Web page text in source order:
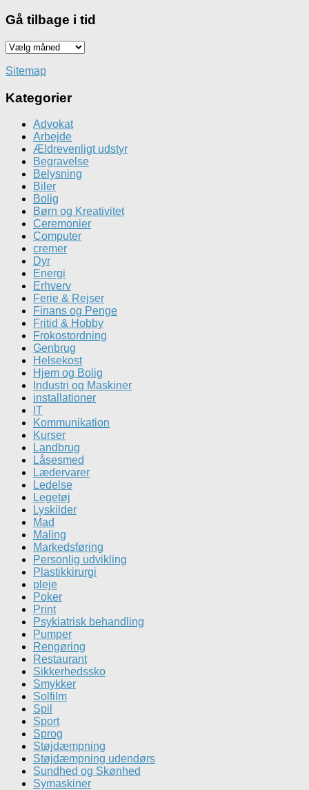
Gå tilbage i tid
Gå
iSitemap
Kategorier
Advokat
Arbejde
Ældrevenligt udstyr
Begravelse
Belysning
Biler
Bolig
Børn og Kreativitet
Ceremonier
Computer
cremer
Dyr
Energi
Erhverv
Ferie & Rejser
Finans og Penge
Fritid & Hobby
Frokostordning
Genbrug
Helsekost
Hjem og Bolig
Industri og Maskiner
installationer
IT
Kommunikation
Kurser
Landbrug
Låsesmed
Lædervarer
Ledelse
Legetøj
Lyskilder
Mad
Maling
Markedsføring
Personlig udvikling
Plastikkirurgi
pleje
Poker
Print
Psykiatrisk behandling
Pumper
Rengøring
Restaurant
Sikkerhedssko
Smykker
Solfilm
Spil
Sport
Sprog
Støjdæmpning
Støjdæmpning udendørs
Sundhed og Skønhed
Symaskiner